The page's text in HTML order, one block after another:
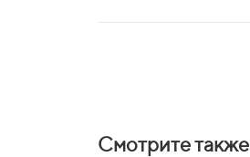
Смотрите также